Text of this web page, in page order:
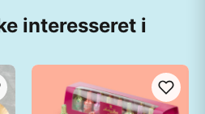
interesseret i